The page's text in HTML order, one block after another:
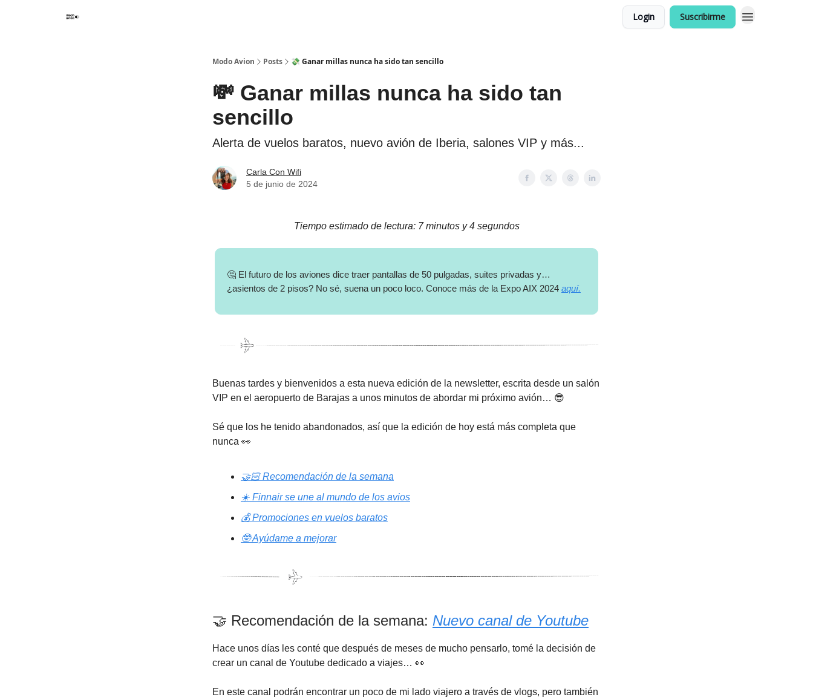
Login Suscribirme
Modo Avion Posts 💸 Ganar millas nunca ha sido tan sencillo
💸 Ganar millas nunca ha sido tan
sencillo
Alerta de vuelos baratos, nuevo avión de Iberia, salones VIP y más...
Carla Con Wifi
5 de junio de 2024
Tiempo estimado de lectura: 7 minutos y 4 segundos
🤔 El futuro de los aviones dice traer pantallas de 50 pulgadas, suites privadas y…
¿asientos de 2 pisos? No sé, suena un poco loco. Conoce más de la Expo AIX 2024 aquí.
Buenas tardes y bienvenidos a esta nueva edición de la newsletter, escrita desde un salón
VIP en el aeropuerto de Barajas a unos minutos de abordar mi próximo avión… 😎
Sé que los he tenido abandonados, así que la edición de hoy está más completa que
nunca 👀
🤝🏻 Recomendación de la semana
☀️ Finnair se une al mundo de los avios
💰️ Promociones en vuelos baratos
🤓 Ayúdame a mejorar
🤝 Recomendación de la semana: Nuevo canal de Youtube
Hace unos días les conté que después de meses de mucho pensarlo, tomé la decisión de
crear un canal de Youtube dedicado a viajes… 👀
En este canal podrán encontrar un poco de mi lado viajero a través de vlogs, pero también